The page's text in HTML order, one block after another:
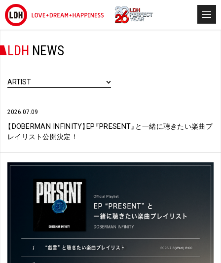
LDH NEWS
ARTIST
2026.07.09
【 DOBERMAN INFINITY】EP『PRESENT』と一緒に聴きたい楽曲プ
レイリスト公開決定！